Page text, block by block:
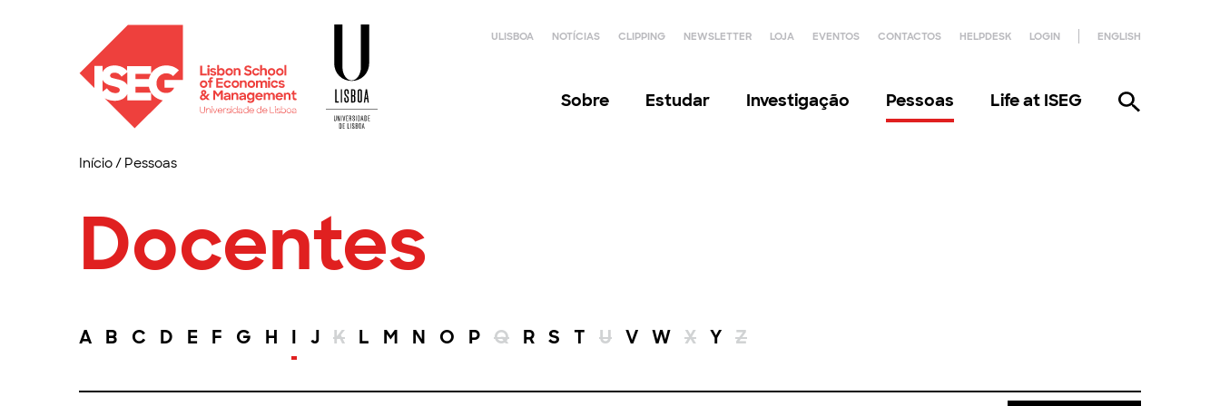
ULISBOA NOTÍCIAS CLIPPING NEWSLETTER LOJA EVENTOS CONTACTOS HELPDESK LOGIN ENGLISH
Sobre Estudar Investigação Pessoas Life at ISEG
Início/ Pessoas
Docentes
A B C D E F G H I J K L M N O P Q R S T U V W X Y Z